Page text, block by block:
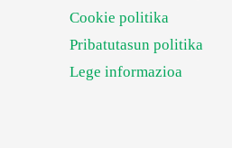
Cookie politika
Pribatutasun politika
Lege informazioa